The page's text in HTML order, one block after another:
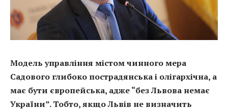
Модель управління містом чинного мера
Садового глибоко пострадянська і олігархічна, а
має бути європейська, адже “без Львова немає
України”. Тобто, якщо Львів не визначить